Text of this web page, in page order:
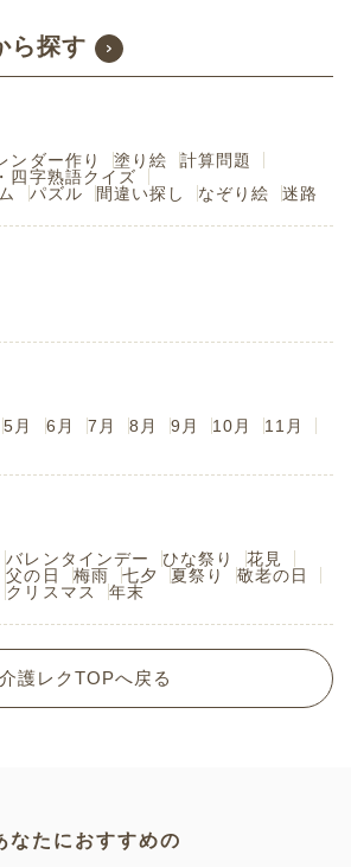
懐かしい
ら探す
ンダー作り 塗り絵
計算問題
四字熟語クイズ
パズル 間違い探し なぞり絵 迷路
5月 6月 7月 8月 9月 10月
11月
バレンタインデー ひな祭り
花見
父の日 梅雨 七夕 夏祭り
敬老の日
クリスマス 年末
介護レクTOPへ戻る
なたにおすすめの